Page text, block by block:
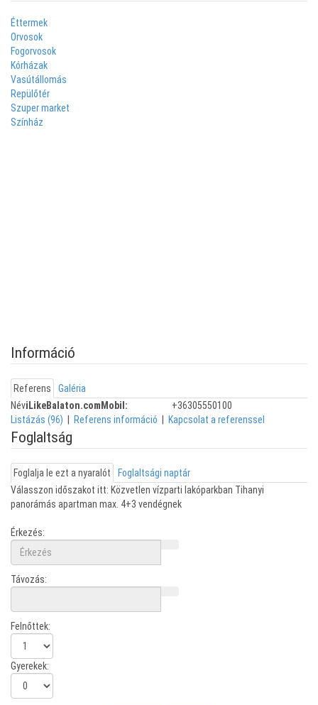
Éttermek
Orvosok
Fogorvosok
Kórházak
Vasútállomás
Repülőtér
Szuper market
Színház
Információ
Referens
Galéria
NéviLikeBalaton.com Mobil:
+36305550100
Listázás (96)
Referens információ Kapcsolat a referenssel
Foglaltság
Foglalja le ezt a nyaralót
Foglaltsági naptár
Válasszon időszakot itt: Közvetlen vízparti lakóparkban Tihanyi
panorámás apartman max. 4+3 vendégnek
Érkezés:
Távozás:
Felnőttek:
Gyerekek: